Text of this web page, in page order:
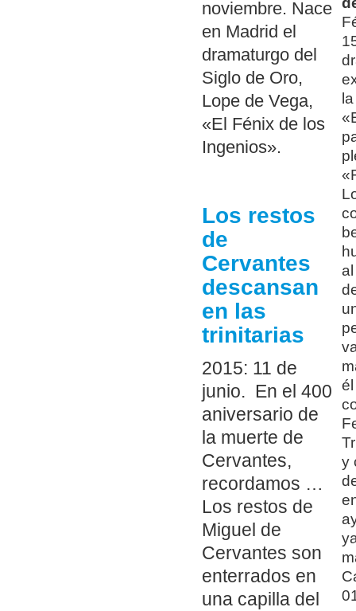
y
noviembre. Nace
en Madrid el
dramaturgo del
Siglo de Oro,
Lope de Vega,
«El Fénix de los
Ingenios».
Los restos
de
Cervantes
descansan
en las
trinitarias
2015: 11 de
junio. En el 400
aniversario de
la muerte de
Cervantes,
recordamos …
Los restos de
Miguel de
Cervantes son
enterrados en
una capilla del